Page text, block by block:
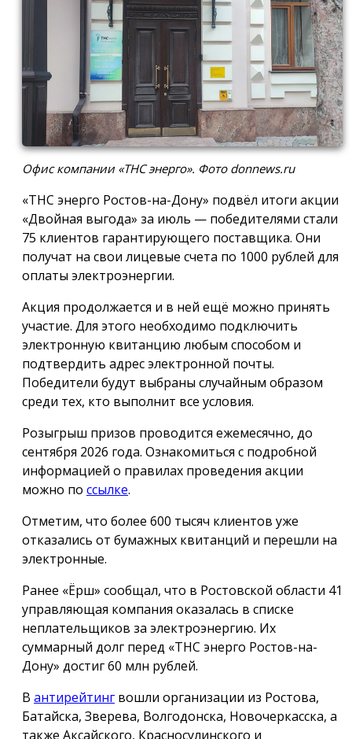
Офис компании «ТНС энерго». Фото donnews.ru
«ТНС энерго Ростов-на-Дону» подвёл итоги акции
«Двойная выгода» за июль — победителями стали
75 клиентов гарантирующего поставщика. Они
получат на свои лицевые счета по 1000 рублей для
оплаты электроэнергии.
Акция продолжается и в ней ещё можно принять
участие. Для этого необходимо подключить
электронную квитанцию любым способом и
подтвердить адрес электронной почты.
Победители будут выбраны случайным образом
среди тех, кто выполнит все условия.
Розыгрыш призов проводится ежемесячно, до
сентября 2026 года. Ознакомиться с подробной
информацией о правилах проведения акции
можно по ссылке.
Отметим, что более 600 тысяч клиентов уже
отказались от бумажных квитанций и перешли на
электронные.
Ранее «Ёрш» сообщал, что в Ростовской области 41
управляющая компания оказалась в списке
неплательщиков за электроэнергию. Их
суммарный долг перед «ТНС энерго Ростов-на-
Дону» достиг 60 млн рублей.
В антирейтинг вошли организации из Ростова,
Батайска, Зверева, Волгодонска, Новочеркасска, а
также Аксайского, Красносулинского и